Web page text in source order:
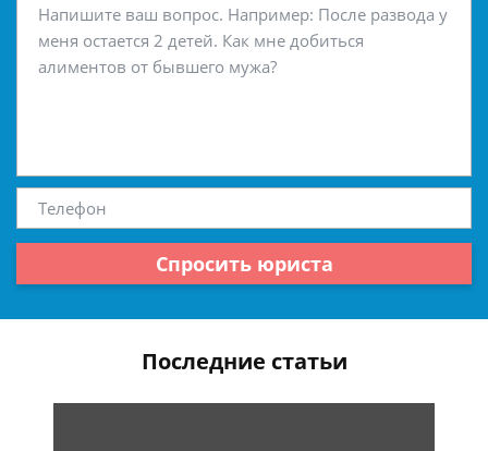
Спросить юриста
Последние статьи